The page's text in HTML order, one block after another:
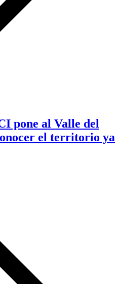
pone al Valle del
el territorio ya